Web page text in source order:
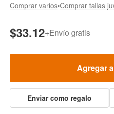
Comprar varios•Comprar tallas
$33.12+Envío gratis
Agregar
Enviar como regalo